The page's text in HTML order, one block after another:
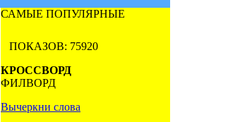
САМЫЕ ПОПУЛЯРНЫЕ
ПОКАЗОВ: 75920
КРОССВОРД
ФИЛВОРД
Вычеркни слова